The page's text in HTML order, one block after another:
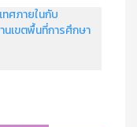
ทศภายในกับ
เขตพื้นที่การศึกษา